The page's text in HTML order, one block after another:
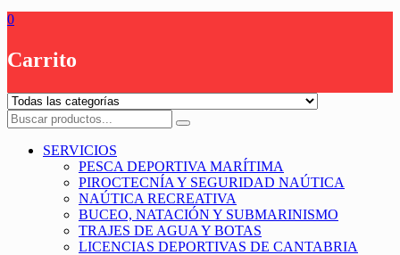
0
Carrito
SERVICIOS
PESCA DEPORTIVA MARÍTIMA
PIROCTECNÍA Y SEGURIDAD NAÚTICA
NAÚTICA RECREATIVA
BUCEO, NATACIÓN Y SUBMARINISMO
TRAJES DE AGUA Y BOTAS
LICENCIAS DEPORTIVAS DE CANTABRIA